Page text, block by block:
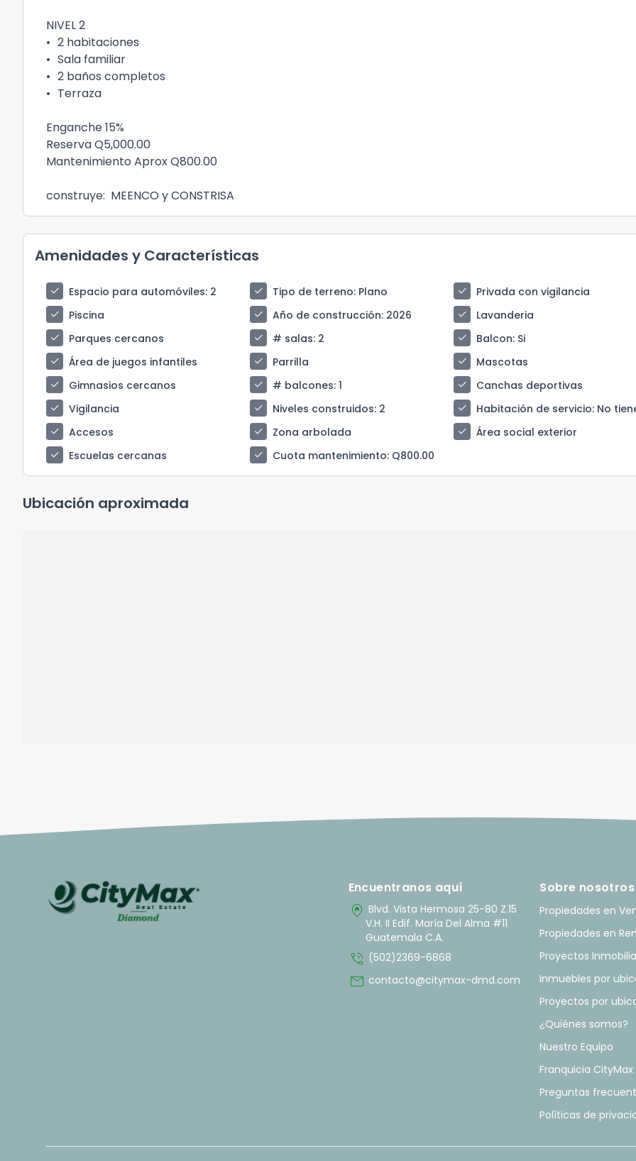
NIVEL 2
• 2 habitaciones
• Sala familiar
• 2 baños completos
• Terraza
Enganche 15%
Reserva Q5,000.00
Mantenimiento Aprox Q800.00
construye: MEENCO y CONSTRISA
Amenidades y Características
check Espacio para automóviles: 2 check Tipo de terreno: Plano check
Privada con vigilancia
check
Piscina check Año de construcción: 2026 check
Lavanderia
check
Parques cercanos check # salas: 2 check Balcon: Si
check
Área de juegos infantiles check Parrilla check
Mascotas
check
Gimnasios cercanos check # balcones: 1 check
Canchas deportivas
check
Vigilancia check Niveles construidos: 2 check Habitación de servicio: No
check
Accesos check Zona arbolada check
Área social exterior
check
Escuelas cercanas check Cuota mantenimiento: Q800.00
Ubicación aproximada
Encuentranos aquí
home_pin Blvd. Vista Hermosa 25-80 Z.15
V.H. II Edif. María Del Alma #11
Guatemala C.A.
phone_in_talk (502)2369-6868
mail contacto@citymax-dmd.com
Sobre nosotros
Propiedades en
Propiedades en
Proyectos
Inmuebles por
Proyectos por
¿Quiénes somos?
Nuestro Equipo
Franquicia CityMax
Preguntas
Políticas de